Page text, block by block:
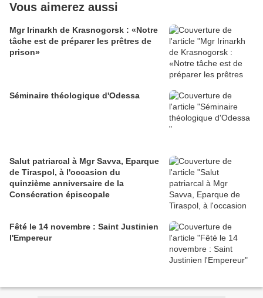
Vous aimerez aussi
Mgr Irinarkh de Krasnogorsk : «Notre
tâche est de préparer les prêtres de
prison»
Séminaire théologique d'Odessa
Salut patriarcal à Mgr Savva, Eparque
de Tiraspol, à l'occasion du
quinzième anniversaire de la
Consécration épiscopale
Fêté le 14 novembre : Saint Justinien
l'Empereur